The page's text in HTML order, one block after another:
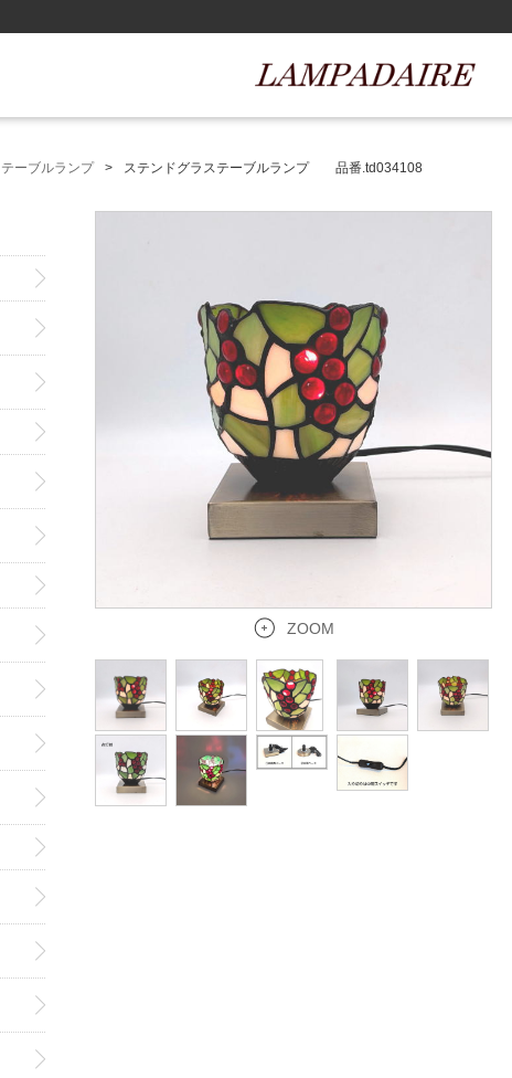
テーブルランプ ステンドグラステーブルランプ 品番.td034108
ZOOM